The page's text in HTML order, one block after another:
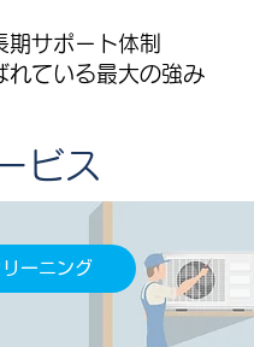
期サポート体制
れている最大の強み
ビス
リーニング